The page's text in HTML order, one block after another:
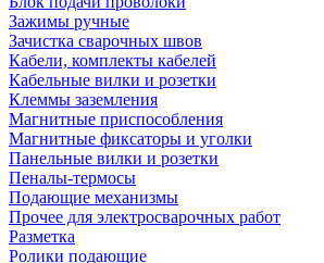
Зажимы ручные
Зачистка сварочных швов
Кабели, комплекты кабелей
Кабельные вилки и розетки
Клеммы заземления
Магнитные приспособления
Магнитные фиксаторы и уголки
Панельные вилки и розетки
Пеналы-термосы
Подающие механизмы
Прочее для электросварочных работ
Разметка
Ролики подающие